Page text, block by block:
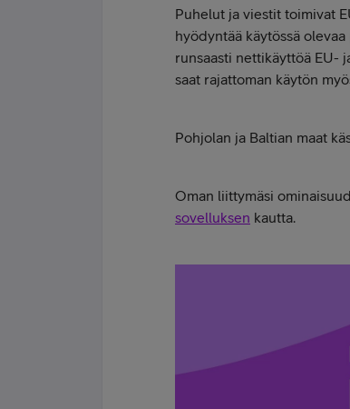
Puhelut ja viestit toimivat
hyödyntää käytössä
runsaasti nettikäyttöä EU-
saat rajattoman käytön
Pohjolan ja Baltian maat
Oman liittymäsi
sovelluksen kautta.